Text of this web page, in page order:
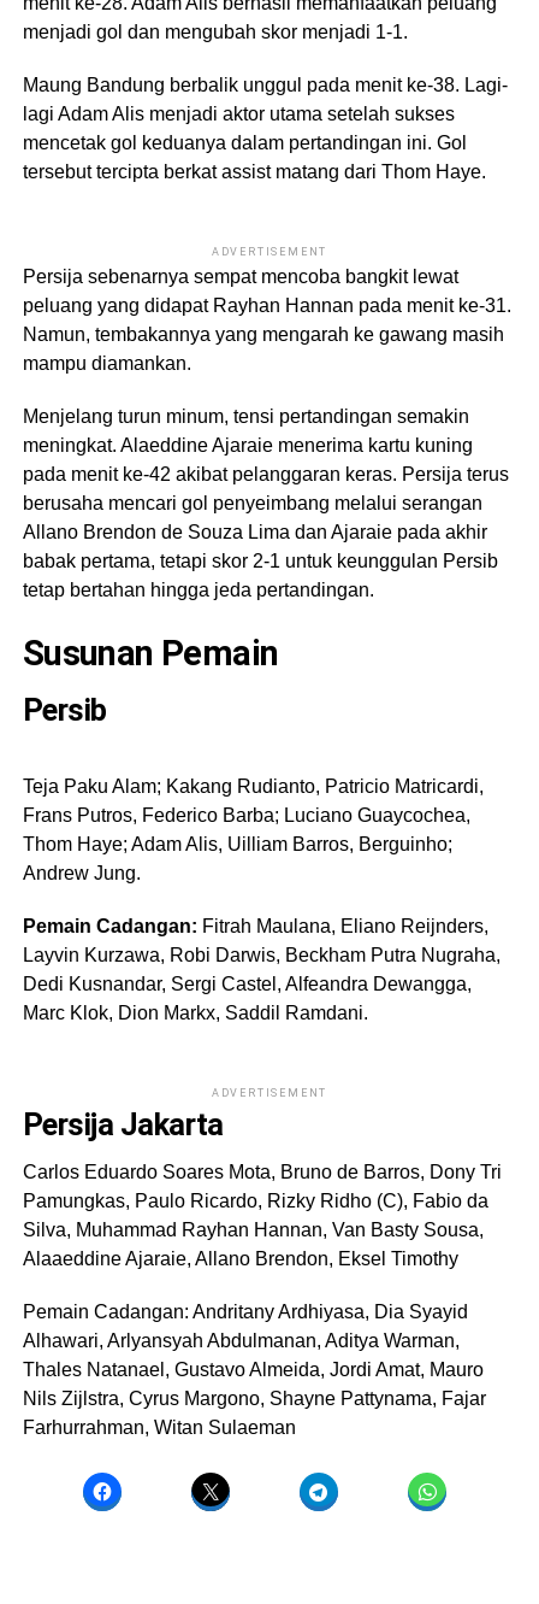
menjadi gol dan mengubah skor menjadi 1-1.
Maung Bandung berbalik unggul pada menit ke-38. Lagi-
lagi Adam Alis menjadi aktor utama setelah sukses
mencetak gol keduanya dalam pertandingan ini. Gol
tersebut tercipta berkat assist matang dari Thom Haye.
ADVERTISEMENT
Persija sebenarnya sempat mencoba bangkit lewat
peluang yang didapat Rayhan Hannan pada menit ke-31.
Namun, tembakannya yang mengarah ke gawang masih
mampu diamankan.
Menjelang turun minum, tensi pertandingan semakin
meningkat. Alaeddine Ajaraie menerima kartu kuning
pada menit ke-42 akibat pelanggaran keras. Persija terus
berusaha mencari gol penyeimbang melalui serangan
Allano Brendon de Souza Lima dan Ajaraie pada akhir
babak pertama, tetapi skor 2-1 untuk keunggulan Persib
tetap bertahan hingga jeda pertandingan.
Susunan Pemain
Persib
Teja Paku Alam; Kakang Rudianto, Patricio Matricardi,
Frans Putros, Federico Barba; Luciano Guaycochea,
Thom Haye; Adam Alis, Uilliam Barros, Berguinho;
Andrew Jung.
Pemain Cadangan: Fitrah Maulana, Eliano Reijnders,
Layvin Kurzawa, Robi Darwis, Beckham Putra Nugraha,
Dedi Kusnandar, Sergi Castel, Alfeandra Dewangga,
Marc Klok, Dion Markx, Saddil Ramdani.
ADVERTISEMENT
Persija Jakarta
Carlos Eduardo Soares Mota, Bruno de Barros, Dony Tri
Pamungkas, Paulo Ricardo, Rizky Ridho (C), Fabio da
Silva, Muhammad Rayhan Hannan, Van Basty Sousa,
Alaaeddine Ajaraie, Allano Brendon, Eksel Timothy
Pemain Cadangan: Andritany Ardhiyasa, Dia Syayid
Alhawari, Arlyansyah Abdulmanan, Aditya Warman,
Thales Natanael, Gustavo Almeida, Jordi Amat, Mauro
Nils Zijlstra, Cyrus Margono, Shayne Pattynama, Fajar
Farhurrahman, Witan Sulaeman